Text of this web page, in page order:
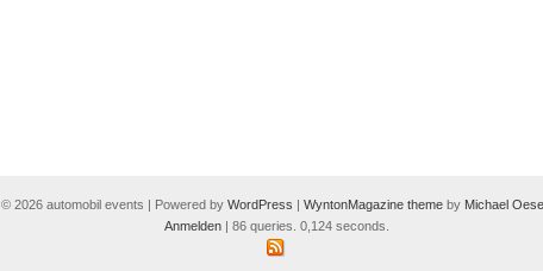
© 2026 automobil events | Powered by WordPress | WyntonMagazine theme by Michael
Anmelden| 86 queries. 0,124 seconds.